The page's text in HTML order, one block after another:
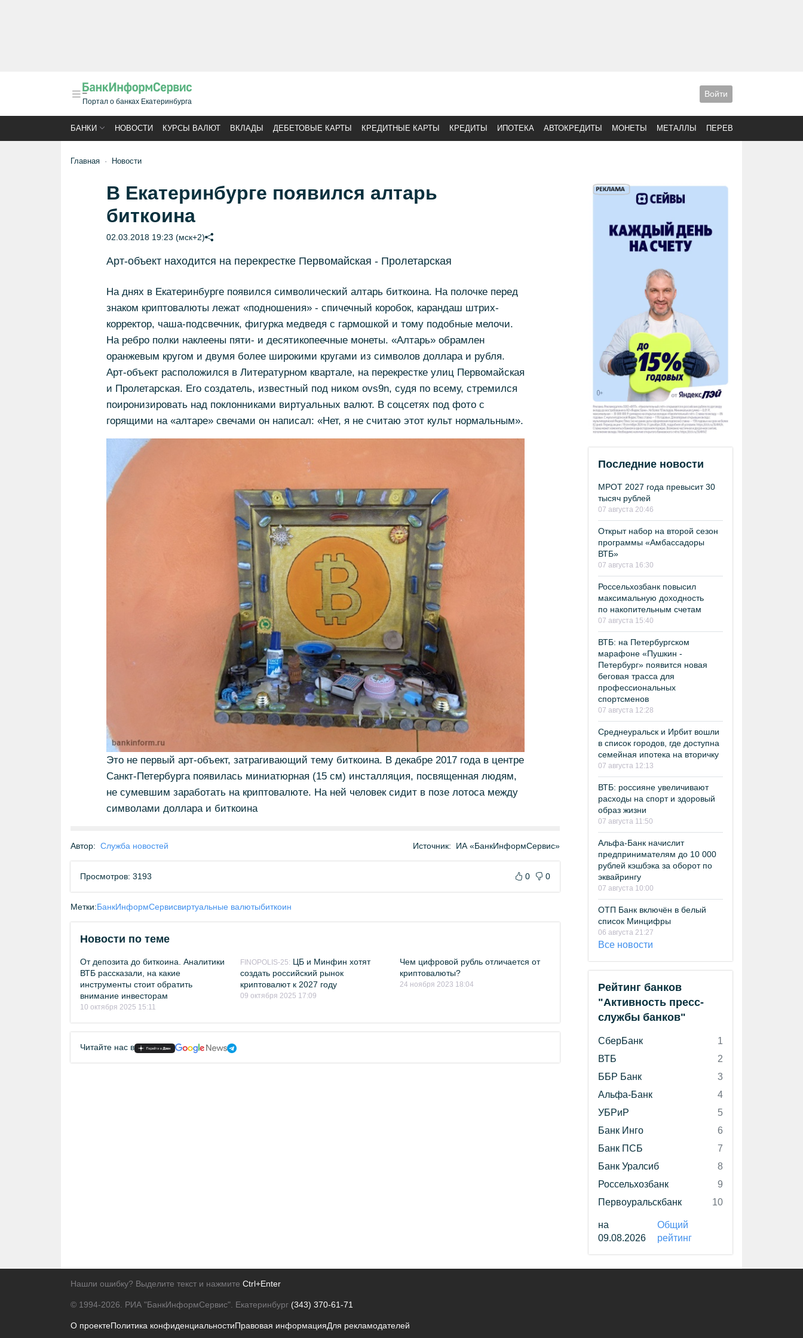
Портал о банках Екатеринбурга
Войти
БАНКИ НОВОСТИ КУРСЫ ВАЛЮТ ВКЛАДЫ ДЕБЕТОВЫЕ КАРТЫ КРЕДИТНЫЕ КАРТЫ КРЕДИТЫ ИПОТЕКА АВТОКРЕДИТЫ МОНЕТЫ МЕТАЛЛЫ ПЕРЕВОДЫ
Главная Новости
В Екатеринбурге появился алтарь
биткоина
02.03.2018 19:23 (мск+2)
Арт-объект находится на перекрестке Первомайская - Пролетарская
На днях в Екатеринбурге появился символический алтарь биткоина. На полочке перед
знаком криптовалюты лежат «подношения» - спичечный коробок, карандаш штрих-
корректор, чаша-подсвечник, фигурка медведя с гармошкой и тому подобные мелочи.
На ребро полки наклеены пяти- и десятикопеечные монеты. «Алтарь» обрамлен
оранжевым кругом и двумя более широкими кругами из символов доллара и рубля.
Арт-объект расположился в Литературном квартале, на перекрестке улиц Первомайская
и Пролетарская. Его создатель, известный под ником ovs9n, судя по всему, стремился
поиронизировать над поклонниками виртуальных валют. В соцсетях под фото с
горящими на «алтаре» свечами он написал: «Нет, я не считаю этот культ нормальным».
Это не первый арт-объект, затрагивающий тему биткоина. В декабре 2017 года в центре
Санкт-Петербурга появилась миниатюрная (15 см) инсталляция, посвященная людям,
не сумевшим заработать на криптовалюте. На ней человек сидит в позе лотоса между
символами доллара и биткоина
Автор: Служба новостей Источник: ИА «БанкИнформСервис»
Просмотров: 3193 0 0
Метки:БанкИнформСервисвиртуальные валютыбиткоин
Новости по теме
От депозита до биткоина. Аналитики
ВТБ рассказали, на какие
инструменты стоит обратить
внимание инвесторам
10 октября 2025 15:11
FINOPOLIS-25: ЦБ и Минфин хотят
создать российский рынок
криптовалют к 2027 году
09 октября 2025 17:09
Чем цифровой рубль отличается от
криптовалюты?
24 ноября 2023 18:04
Читайте нас в
Последние новости
МРОТ 2027 года превысит 30
тысяч рублей
07 августа 20:46
Открыт набор на второй сезон
программы «Амбассадоры
ВТБ»
07 августа 16:30
Россельхозбанк повысил
максимальную доходность
по накопительным счетам
07 августа 15:40
ВТБ: на Петербургском
марафоне «Пушкин -
Петербург» появится новая
беговая трасса для
профессиональных
спортсменов
07 августа 12:28
Среднеуральск и Ирбит вошли
в список городов, где доступна
семейная ипотека на вторичку
07 августа 12:13
ВТБ: россияне увеличивают
расходы на спорт и здоровый
образ жизни
07 августа 11:50
Альфа-Банк начислит
предпринимателям до 10 000
рублей кэшбэка за оборот по
эквайрингу
07 августа 10:00
ОТП Банк включён в белый
список Минцифры
06 августа 21:27
Все новости
Рейтинг банков
"Активность пресс-
службы банков"
СберБанк
1
ВТБ
2
ББР Банк
3
Альфа-Банк
4
УБРиР
5
Банк Инго
6
Банк ПСБ
7
Банк Уралсиб
8
Россельхозбанк
9
Первоуральскбанк
10
на
09.08.2026
Общий
рейтинг
Нашли ошибку? Выделите текст и нажмите Ctrl+Enter
© 1994-2026. РИА "БанкИнформСервис". Екатеринбург (343) 370-61-71
О проектеПолитика конфиденциальностиПравовая информацияДля рекламодателей